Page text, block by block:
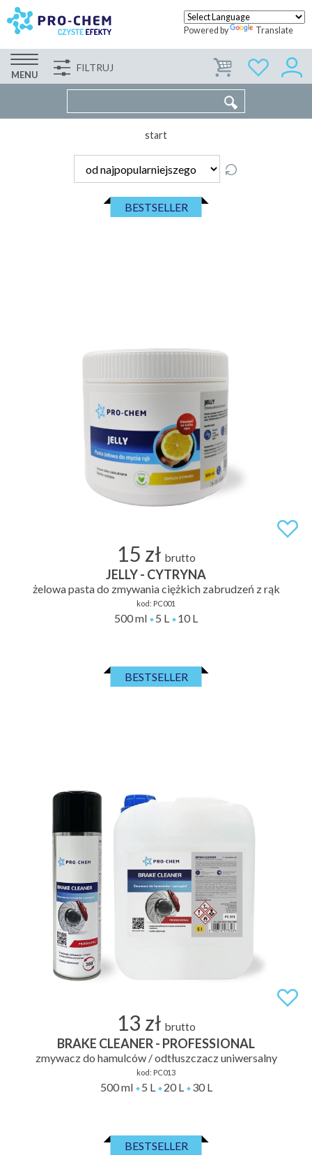
Powered by Translate
MENU
FILTRUJ WSPÓŁPRACA KONTAKT
start
BESTSELLER
15 zł brutto
JELLY - CYTRYNA
żelowa pasta do zmywania ciężkich zabrudzeń z rąk
kod: PC001
500 ml 5 L 10 L
BESTSELLER
13 zł brutto
BRAKE CLEANER - PROFESSIONAL
zmywacz do hamulców / odtłuszczacz uniwersalny
kod: PC013
500 ml 5 L 20 L 30 L
BESTSELLER